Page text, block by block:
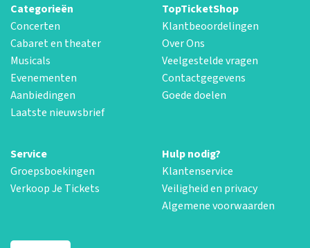
Categorieën
Concerten
Cabaret en theater
Musicals
Evenementen
Aanbiedingen
Laatste nieuwsbrief
TopTicketShop
Klantbeoordelingen
Over Ons
Veelgestelde vragen
Contactgegevens
Goede doelen
Service
Groepsboekingen
Verkoop Je Tickets
Hulp nodig?
Klantenservice
Veiligheid en privacy
Algemene voorwaarden